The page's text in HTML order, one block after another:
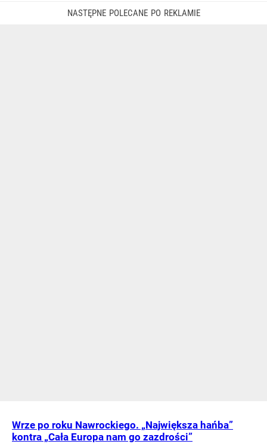
Wrze po roku Nawrockiego. „Największa hańba”
kontra „Cała Europa nam go zazdrości”